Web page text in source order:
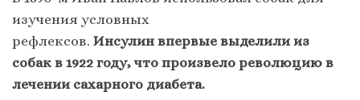
изучения условных
рефлексов. Инсулин впервые выделили из
собак в 1922 году, что произвело революцию в
лечении сахарного диабета.